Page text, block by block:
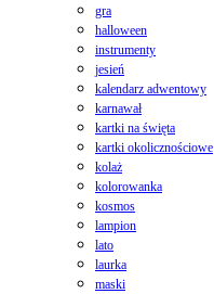
gra
halloween
instrumenty
jesień
kalendarz adwentowy
karnawał
kartki na święta
kartki okolicznościowe
kolaż
kolorowanka
kosmos
lampion
lato
laurka
maski